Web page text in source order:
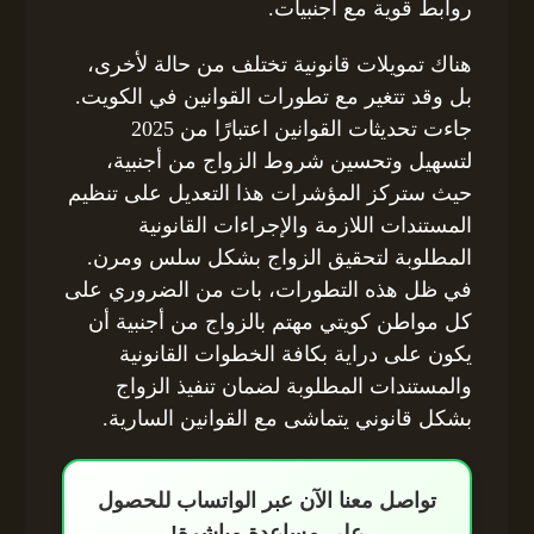
روابط قوية مع أجنبيات.
هناك تمويلات قانونية تختلف من حالة لأخرى،
بل وقد تتغير مع تطورات القوانين في الكويت.
جاءت تحديثات القوانين اعتبارًا من 2025
لتسهيل وتحسين شروط الزواج من أجنبية،
حيث ستركز المؤشرات هذا التعديل على تنظيم
المستندات اللازمة والإجراءات القانونية
المطلوبة لتحقيق الزواج بشكل سلس ومرن.
في ظل هذه التطورات، بات من الضروري على
كل مواطن كويتي مهتم بالزواج من أجنبية أن
يكون على دراية بكافة الخطوات القانونية
والمستندات المطلوبة لضمان تنفيذ الزواج
بشكل قانوني يتماشى مع القوانين السارية.
تواصل معنا الآن عبر الواتساب للحصول